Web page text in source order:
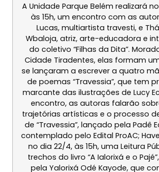
A Unidade Parque Belém realizará
às 15h, um encontro com as
Lucas, multiartista travesti, e
Wbaloja, atriz, arte-educadora e
do coletivo “Filhas da Dita”.
Cidade Tiradentes, elas formam
se lançaram a escrever a quatro
de poemas “Travessia”, que tem
marcante das ilustrações de Lucy
encontro, as autoras falarão
trajetórias artísticas e o processo
de “Travessia”, lançado pela Padê
contemplado pelo Edital ProAC;
no dia 22/4, às 15h, uma Leitura
trechos do livro “A Ialorixá e o
pela Yalorixá Odé Kayode, que